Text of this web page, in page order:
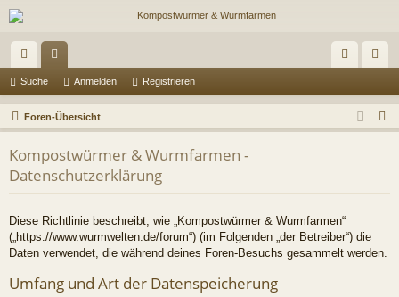
ch
ne
llz
ug
en m
el
ist
rie
Suche Anmelden Registrieren
Foren-Übersicht
u
Kompostwürmer & Wurmfarmen -
Datenschutzerklärung
Diese Richtlinie beschreibt, wie „Kompostwürmer & Wurmfarmen“
(„https://www.wurmwelten.de/forum“) (im Folgenden „der Betreiber“) die
Daten verwendet, die während deines Foren-Besuchs gesammelt werden.
Umfang und Art der Datenspeicherung